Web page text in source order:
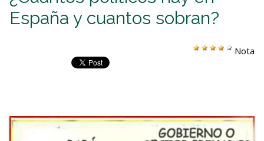
España y cuantos sobran?
Nota